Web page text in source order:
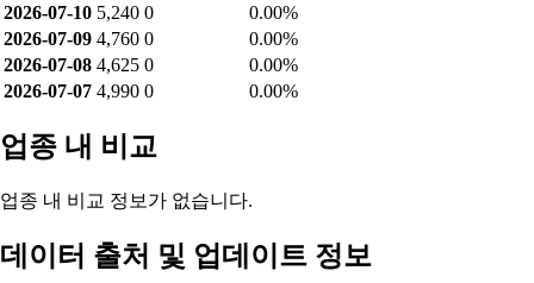
2026-07-10 5,240 0
0.00%
2026-07-09 4,760 0
0.00%
2026-07-08 4,625 0
0.00%
2026-07-07 4,990 0 0.00%
업종 내 비교
업종 내 비교 정보가 없습니다.
데이터 출처 및 업데이트 정보